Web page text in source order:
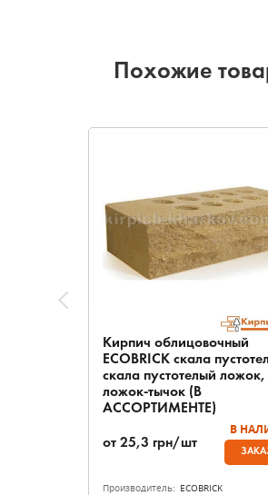
Похожие
Кирпич облицовочный
ECOBRICK скала
скала пустотелый ложок,
ложок-тычок (В
АССОРТИМЕНТЕ)
от 25,3 грн/шт
В
Производитель: ECOBRICK